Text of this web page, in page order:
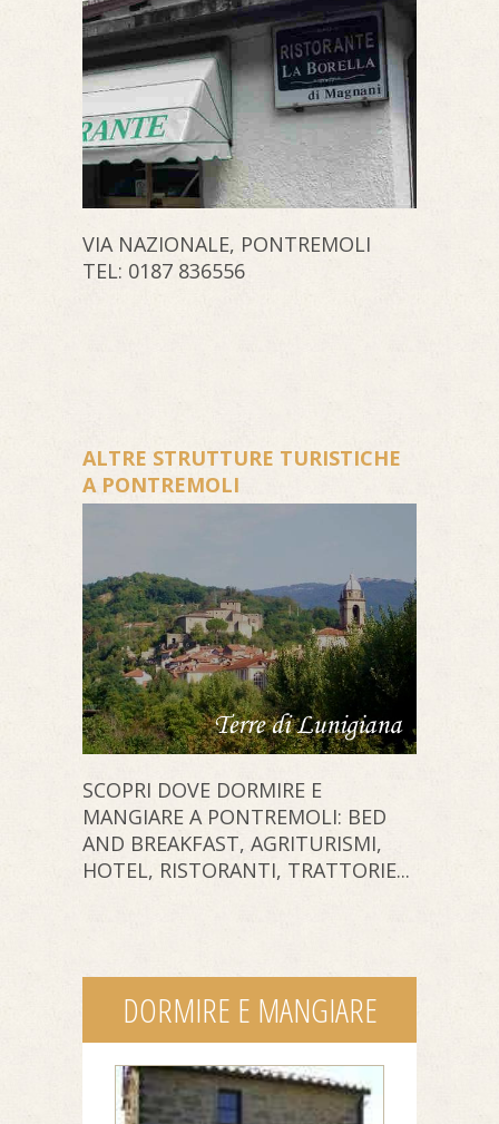
VIA NAZIONALE, PONTREMOLI
TEL: 0187 836556
ALTRE STRUTTURE TURISTICHE
A PONTREMOLI
SCOPRI DOVE DORMIRE E
MANGIARE A PONTREMOLI: BED
AND BREAKFAST, AGRITURISMI,
HOTEL, RISTORANTI, TRATTORIE...
DORMIRE E MANGIARE